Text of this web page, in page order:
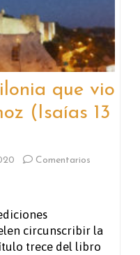
que vio
(Isaías 13
Comentarios
circunscribir la
trece del libro